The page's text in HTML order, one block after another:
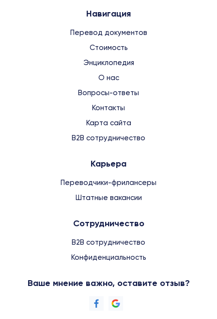
Навигация
Перевод документов
Стоимость
Энциклопедия
О нас
Вопросы-ответы
Контакты
Карта сайта
B2B сотрудничество
Карьера
Переводчики-фрилансеры
Штатные вакансии
Сотрудничество
B2B сотрудничество
Конфиденциальность
Ваше мнение важно, оставите отзыв?